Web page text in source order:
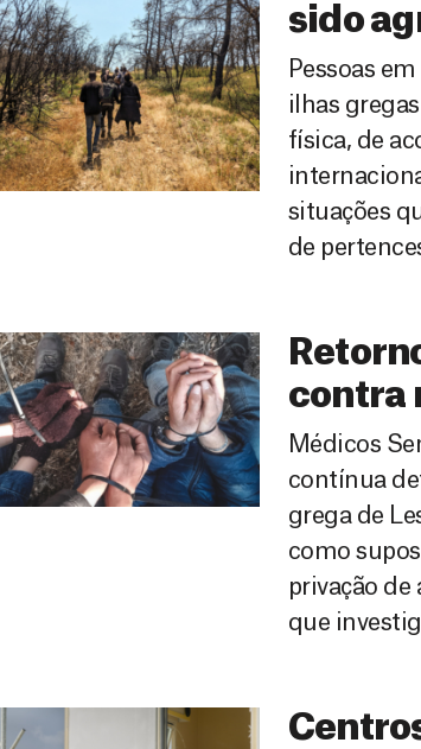
sido
Pessoas
ilhas
física, de
situações
de
contra
Médicos
contínua
grega de
como
privação
que